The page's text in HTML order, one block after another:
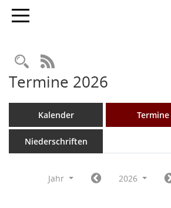
Toggle navigation
Rechercheauswahl
RSS-Feed
Termine 2026
Kalender Termine
Niederschriften
Jahr 2026